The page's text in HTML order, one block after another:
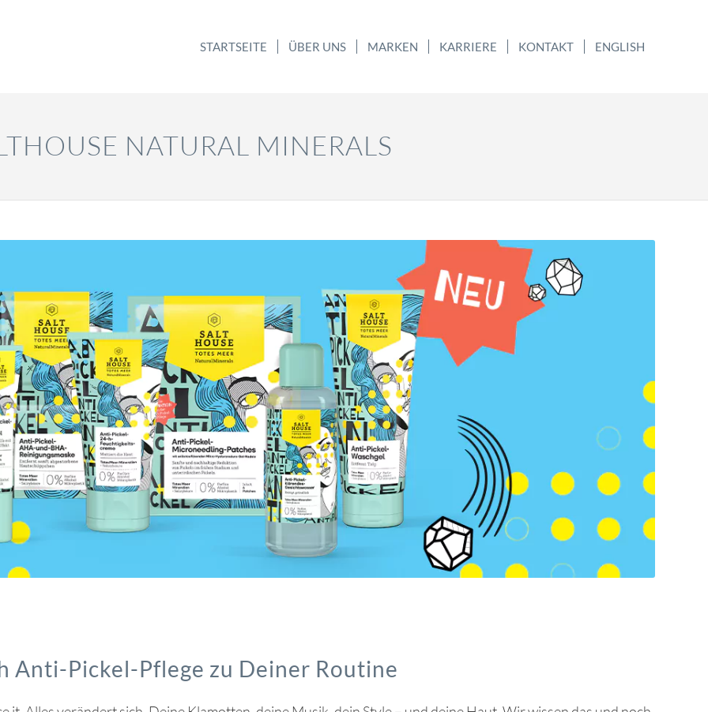
STARTSEITE ÜBER UNS MARKEN KARRIERE KONTAKT ENGLISH
NATURAL MINERALS
Anti-Pickel-Pflege zu Deiner Routine